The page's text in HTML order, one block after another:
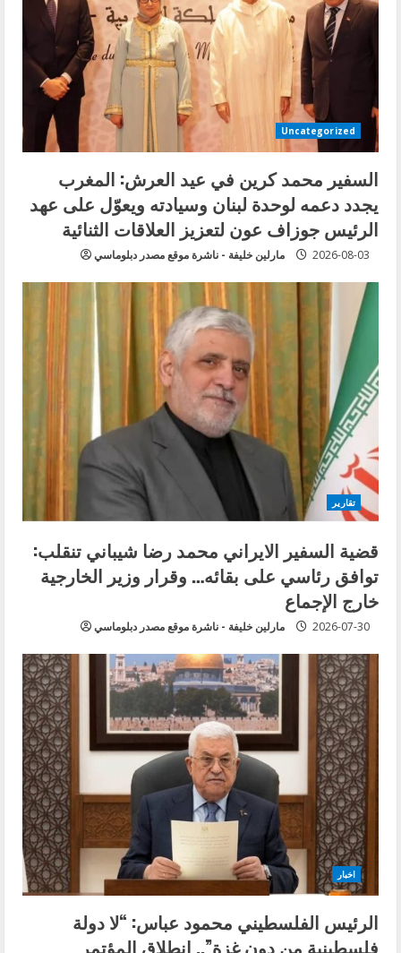
Uncategorized
السفير محمد كرين في عيد العرش: المغرب
يجدد دعمه لوحدة لبنان وسيادته ويعوّل على عهد
الرئيس جوزاف عون لتعزيز العلاقات الثنائية
مارلين خليفة - ناشرة موقع مصدر دبلوماسي 2026-08-03
تقارير
قضية السفير الايراني محمد رضا شيباني تنقلب:
توافق رئاسي على بقائه… وقرار وزير الخارجية
خارج الإجماع
مارلين خليفة - ناشرة موقع مصدر دبلوماسي 2026-07-30
اخبار
الرئيس الفلسطيني محمود عباس: “لا دولة
فلسطينية من دون غزة”.. انطلاق المؤتمر